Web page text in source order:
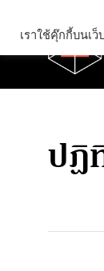
ปฏิ
เราใช้คุ๊กกี้บนเ